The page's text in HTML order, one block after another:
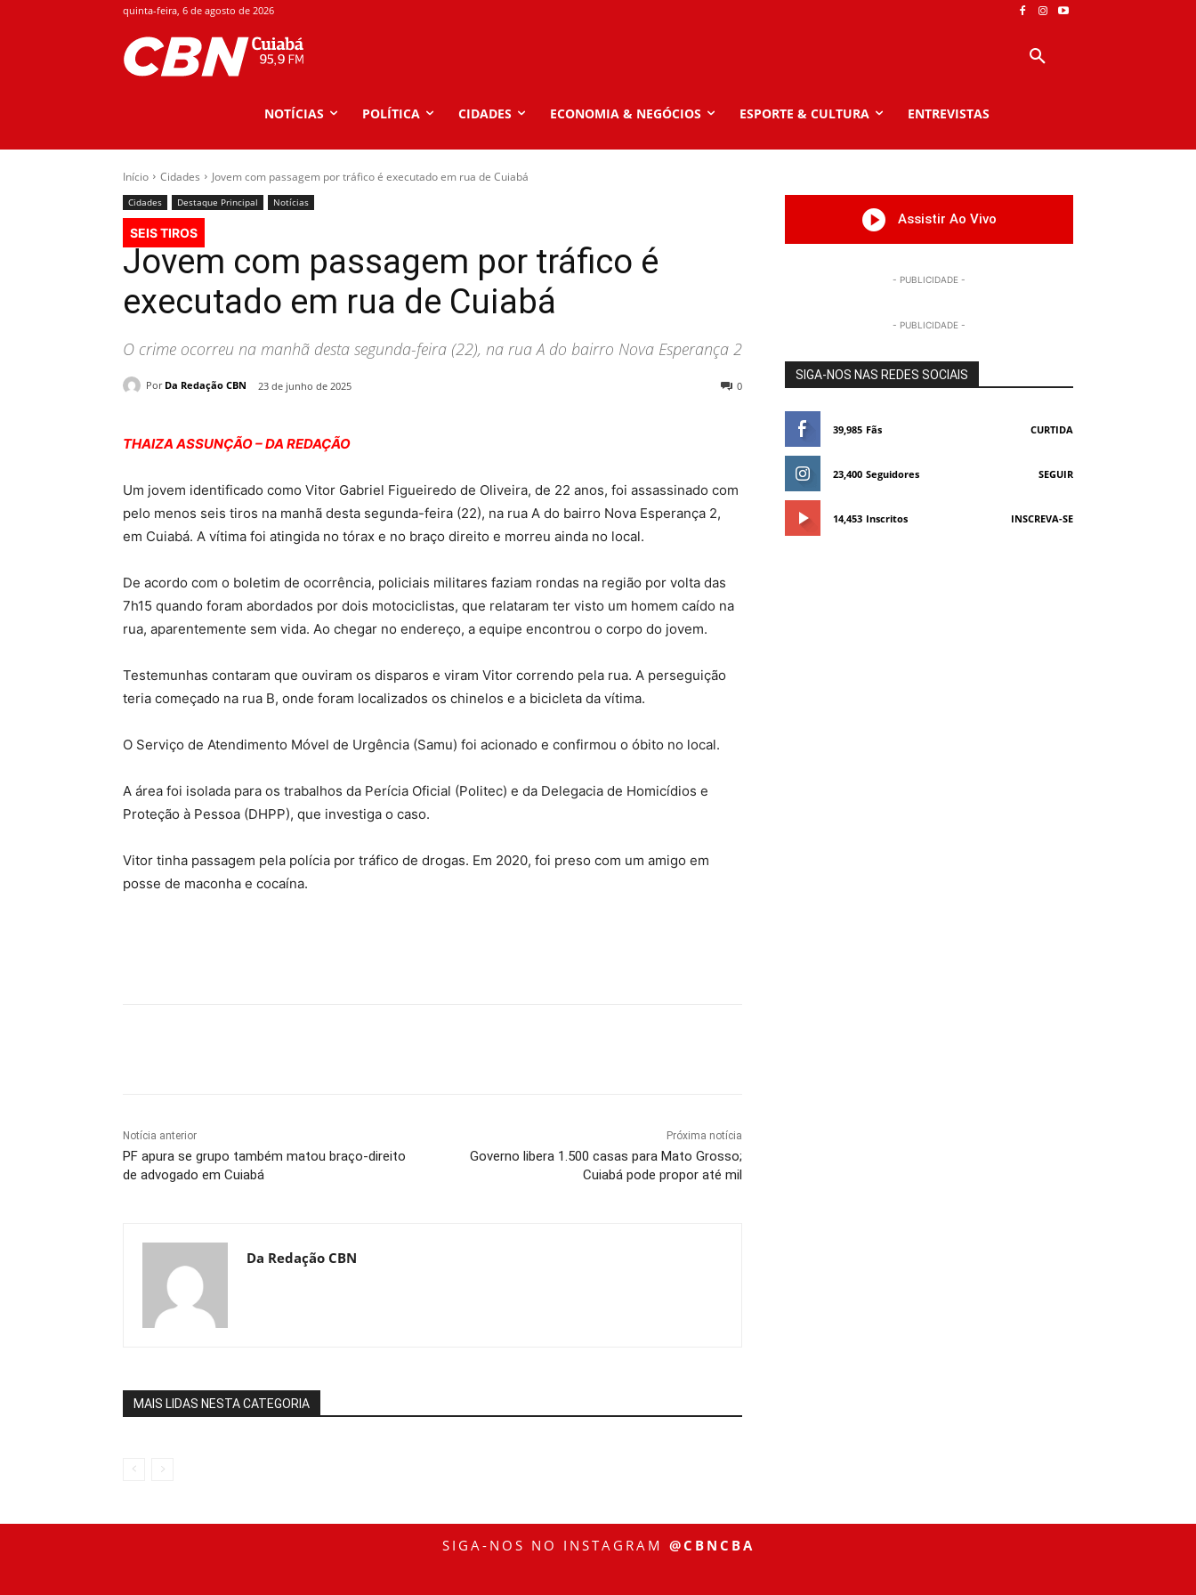
quinta-feira, 6 de agosto de 2026
NOTÍCIAS POLÍTICA CIDADES ECONOMIA & NEGÓCIOS ESPORTE & CULTURA ENTREVISTAS
Início Cidades Jovem com passagem por tráfico é executado em rua de Cuiabá
Cidades Destaque Principal Notícias
SEIS TIROS
Jovem com passagem por tráfico é
executado em rua de Cuiabá
O crime ocorreu na manhã desta segunda-feira (22), na rua A do bairro Nova Esperança 2
Por Da Redação CBN 23 de junho de 2025 0
THAIZA ASSUNÇÃO – DA REDAÇÃO
Um jovem identificado como Vitor Gabriel Figueiredo de Oliveira, de 22 anos, foi assassinado com
pelo menos seis tiros na manhã desta segunda-feira (22), na rua A do bairro Nova Esperança 2,
em Cuiabá. A vítima foi atingida no tórax e no braço direito e morreu ainda no local.
De acordo com o boletim de ocorrência, policiais militares faziam rondas na região por volta das
7h15 quando foram abordados por dois motociclistas, que relataram ter visto um homem caído na
rua, aparentemente sem vida. Ao chegar no endereço, a equipe encontrou o corpo do jovem.
Testemunhas contaram que ouviram os disparos e viram Vitor correndo pela rua. A perseguição
teria começado na rua B, onde foram localizados os chinelos e a bicicleta da vítima.
O Serviço de Atendimento Móvel de Urgência (Samu) foi acionado e confirmou o óbito no local.
A área foi isolada para os trabalhos da Perícia Oficial (Politec) e da Delegacia de Homicídios e
Proteção à Pessoa (DHPP), que investiga o caso.
Vitor tinha passagem pela polícia por tráfico de drogas. Em 2020, foi preso com um amigo em
posse de maconha e cocaína.
Notícia anterior
PF apura se grupo também matou braço-direito
de advogado em Cuiabá
Próxima notícia
Governo libera 1.500 casas para Mato Grosso;
Cuiabá pode propor até mil
Da Redação CBN
MAIS LIDAS NESTA CATEGORIA
Assistir Ao Vivo
- PUBLICIDADE -
- PUBLICIDADE -
SIGA-NOS NAS REDES SOCIAIS
39,985 Fãs CURTIDA
23,400 Seguidores SEGUIR
14,453 Inscritos INSCREVA-SE
SIGA-NOS NO INSTAGRAM @CBNCBA